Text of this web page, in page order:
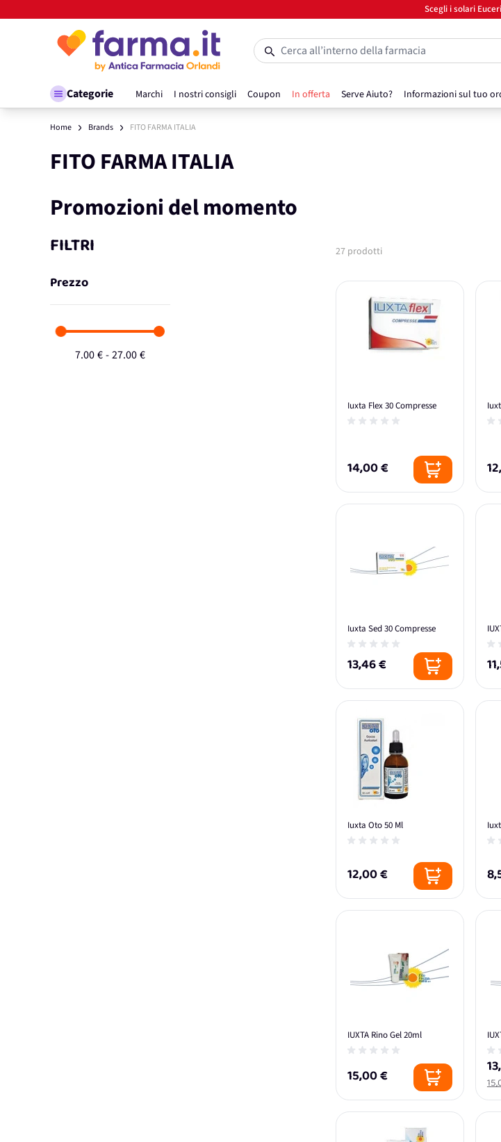
Scegli i solari
Salta al contenuto
Categorie Marchi I nostri consigli Coupon In offerta Serve Aiuto? Informazioni sul tuo
Cerca all’interno della farmacia
Home Brands FITO FARMA ITALIA
FITO FARMA ITALIA
Promozioni del momento
FILTRI
Prezzo
7.00€-27.00€
27prodotti
Iuxta Flex 30 Compresse
14,00 €
Iuxta Sed 30 Compresse
13,46 €
Iuxta Oto 50 Ml
12,00 €
IUXTA Rino Gel 20ml
15,00 €